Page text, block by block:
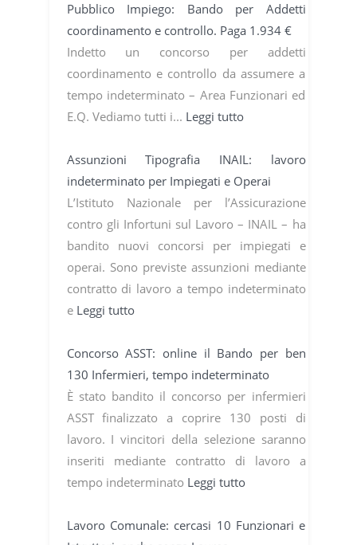
Pubblico Impiego: Bando per Addetti
coordinamento e controllo. Paga 1.934 €
Indetto un concorso per addetti
coordinamento e controllo da assumere a
tempo indeterminato – Area Funzionari ed
E.Q. Vediamo tutti i... Leggi tutto
Assunzioni Tipografia INAIL: lavoro
indeterminato per Impiegati e Operai
L’Istituto Nazionale per l’Assicurazione
contro gli Infortuni sul Lavoro – INAIL – ha
bandito nuovi concorsi per impiegati e
operai. Sono previste assunzioni mediante
contratto di lavoro a tempo indeterminato
e Leggi tutto
Concorso ASST: online il Bando per ben
130 Infermieri, tempo indeterminato
È stato bandito il concorso per infermieri
ASST finalizzato a coprire 130 posti di
lavoro. I vincitori della selezione saranno
inseriti mediante contratto di lavoro a
tempo indeterminato Leggi tutto
Lavoro Comunale: cercasi 10 Funzionari e